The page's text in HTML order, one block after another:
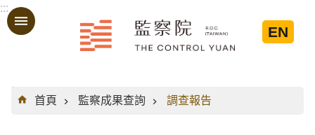
跳到主要內容區塊
:::
EN
:::
首頁
監察成果查詢 調查報告